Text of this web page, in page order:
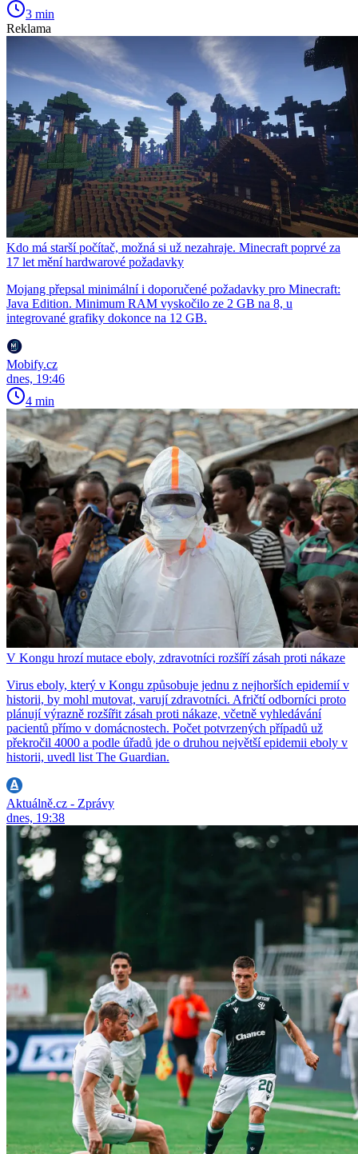
3 min
Reklama
Kdo má starší počítač, možná si už nezahraje. Minecraft poprvé za
17 let mění hardwarové požadavky
Mojang přepsal minimální i doporučené požadavky pro Minecraft:
Java Edition. Minimum RAM vyskočilo ze 2 GB na 8, u
integrované grafiky dokonce na 12 GB.
Mobify.cz
dnes, 19:46
4 min
V Kongu hrozí mutace eboly, zdravotníci rozšíří zásah proti nákaze
Virus eboly, který v Kongu způsobuje jednu z nejhorších epidemií v
historii, by mohl mutovat, varují zdravotníci. Afričtí odborníci proto
plánují výrazně rozšířit zásah proti nákaze, včetně vyhledávání
pacientů přímo v domácnostech. Počet potvrzených případů už
překročil 4000 a podle úřadů jde o druhou největší epidemii eboly v
historii, uvedl list The Guardian.
Aktuálně.cz - Zprávy
dnes, 19:38